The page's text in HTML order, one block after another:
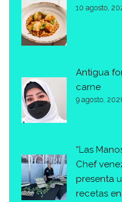
10 agosto,
Antigua
carne
9 agosto,
“Las
Chef
presenta
recetas